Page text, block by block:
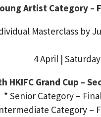
Artist Category –
Masterclass by
4 April | Saturday
HKIFC Grand Cup –
* Senior Category –
Category –